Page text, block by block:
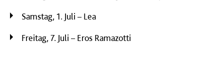
Samstag, 1. Juli – Lea
Freitag, 7. Juli – Eros Ramazotti